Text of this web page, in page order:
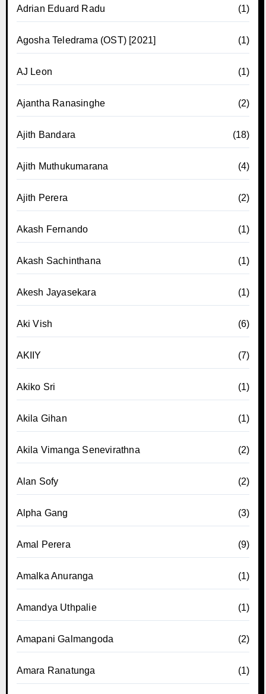
Adrian Eduard Radu (1)
Agosha Teledrama (OST) [2021] (1)
AJ Leon (1)
Ajantha Ranasinghe (2)
Ajith Bandara (18)
Ajith Muthukumarana (4)
Ajith Perera (2)
Akash Fernando (1)
Akash Sachinthana (1)
Akesh Jayasekara (1)
Aki Vish (6)
AKIIY (7)
Akiko Sri (1)
Akila Gihan (1)
Akila Vimanga Senevirathna (2)
Alan Sofy (2)
Alpha Gang (3)
Amal Perera (9)
Amalka Anuranga (1)
Amandya Uthpalie (1)
Amapani Galmangoda (2)
Amara Ranatunga (1)